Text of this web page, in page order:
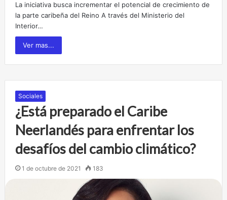
La iniciativa busca incrementar el potencial de crecimiento de
la parte caribeña del Reino A través del Ministerio del
Interior…
Ver mas...
Sociales
¿Está preparado el Caribe
Neerlandés para enfrentar los
desafíos del cambio climático?
1 de octubre de 2021 183